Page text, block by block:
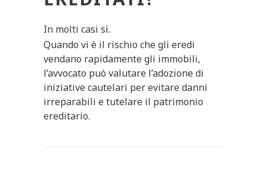
In molti casi sì.
Quando vi è il rischio che gli eredi
vendano rapidamente gli immobili,
l’avvocato può valutare l’adozione di
iniziative cautelari per evitare danni
irreparabili e tutelare il patrimonio
ereditario.